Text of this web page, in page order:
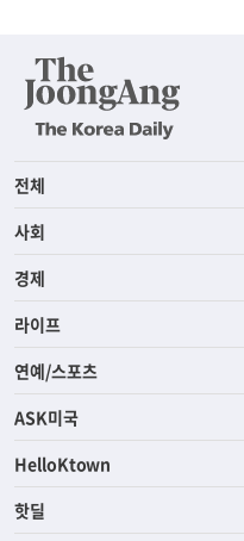
전체
사회
경제
라이프
연예/스포츠
ASK미국
HelloKtown
핫딜